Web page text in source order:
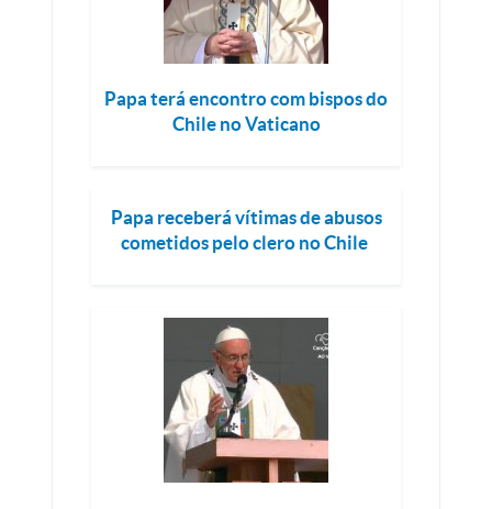
Papa terá encontro com bispos do
Chile no Vaticano
Papa receberá vítimas de abusos
cometidos pelo clero no Chile